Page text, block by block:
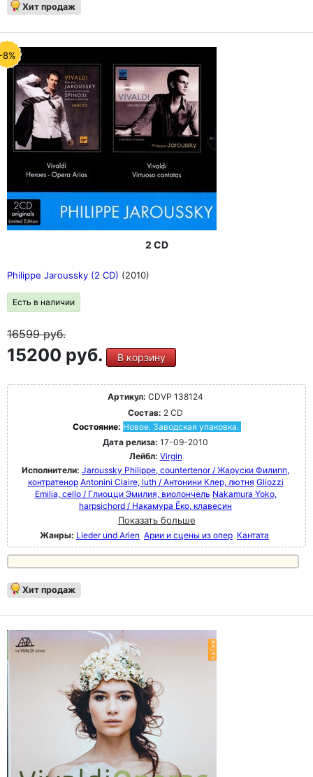
Хит продаж
8%
2 CD
Philippe Jaroussky (2 CD) (2010)
Есть в наличии
16599руб.
15200 руб. В корзину
Артикул: CDVP 138124
Состав: 2 CD
Состояние: Новое. Заводская упаковка.
Дата релиза: 17-09-2010
Лейбл: Virgin
Исполнители: Jaroussky Philippe, countertenor / Жаруски Филипп,
контратенор Antonini Claire, luth / Антонини Клер, лютня Gliozzi
Emilia, cello / Глиоцци Эмилия, виолончель Nakamura Yoko,
harpsichord / Накамура Ёко, клавесин
Показать больше
Жанры: Lieder und Arien Арии и сцены из опер Кантата
Хит продаж